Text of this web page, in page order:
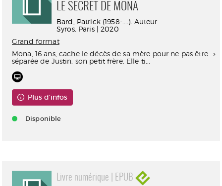
LE SECRET DE MONA
Bard, Patrick (1958-....). Auteur
Syros. Paris | 2020
Grand format
Mona, 16 ans, cache le décès de sa mère pour ne pas être
séparée de Justin, son petit frère. Elle ti...
Plus d'infos
Disponible
Livre numérique | EPUB